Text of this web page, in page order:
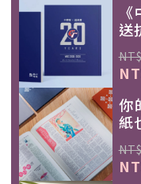
送
你
紙